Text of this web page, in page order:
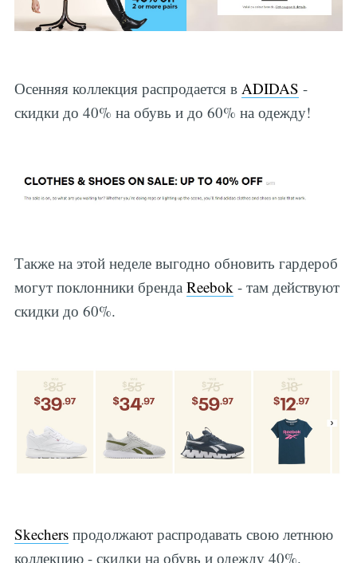
Осенняя коллекция распродается в ADIDAS -
скидки до 40% на обувь и до 60% на одежду!
Также на этой неделе выгодно обновить гардероб
могут поклонники бренда Reebok - там действуют
скидки до 60%.
Skechersпродолжают распродавать свою летнюю
коллекцию - скидки на обувь и одежду 40%.